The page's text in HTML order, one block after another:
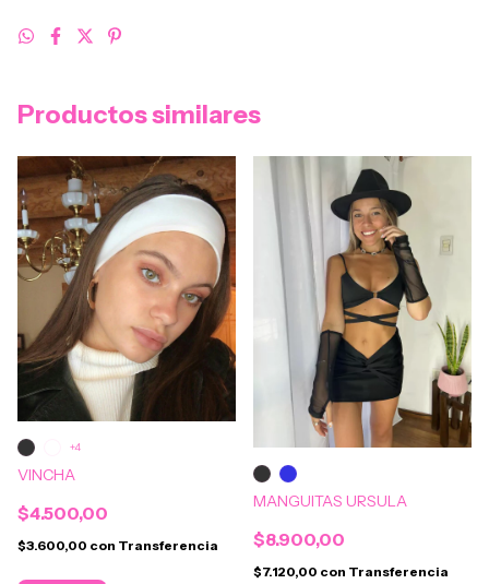
Productos similares
VINCHA
$4.500,00
$3.600,00 con Transferencia
+4
MANGUITAS URSULA
$8.900,00
$7.120,00 con Transferencia